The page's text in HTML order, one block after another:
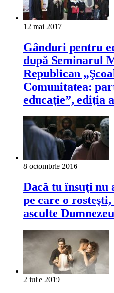
12 mai 2017
Gânduri pentru
după Seminarul
Republican
Comunitatea:
educaţie”, ediţia
8 octombrie 2016
Dacă tu însuţi nu
pe care o
asculte
2 iulie 2019